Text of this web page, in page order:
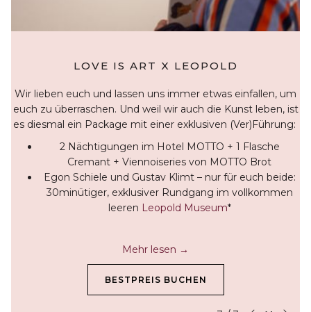
LOVE IS ART X LEOPOLD
Wir lieben euch und lassen uns immer etwas einfallen, um
euch zu überraschen. Und weil wir auch die Kunst leben, ist
es diesmal ein Package mit einer exklusiven (Ver)Führung:
2 Nächtigungen im Hotel MOTTO + 1 Flasche
Cremant + Viennoiseries von MOTTO Brot
Egon Schiele und Gustav Klimt – nur für euch beide:
30minütiger, exklusiver Rundgang im vollkommen
leeren Leopold Museum*
Mehr lesen
BESTPREIS BUCHEN